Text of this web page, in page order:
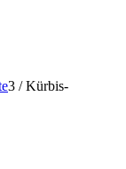
3 / Kürbis-